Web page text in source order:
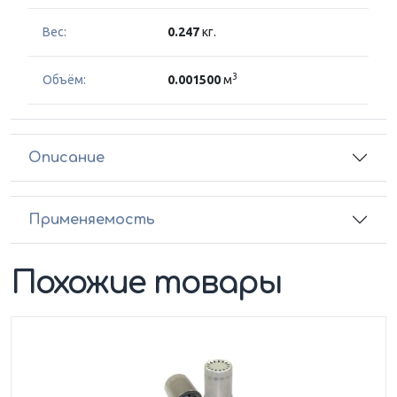
Вес: 0.247кг.
Объём: 0.001500м3
Описание
Применяемость
Похожие товары